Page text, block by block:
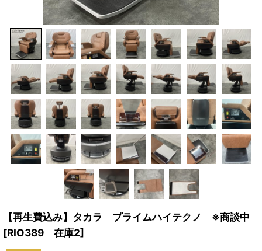
【再生費込み】タカラ プライムハイテクノ ※商談中
[RIO389 在庫2]